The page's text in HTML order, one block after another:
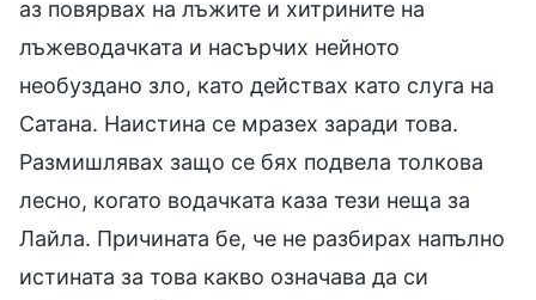
аз повярвах на лъжите и хитрините на
лъжеводачката и насърчих нейното
необуздано зло, като действах като слуга на
Сатана. Наистина се мразех заради това.
Размишлявах защо се бях подвела толкова
лесно, когато водачката каза тези неща за
Лайла. Причината бе, че не разбирах напълно
истината за това какво означава да си